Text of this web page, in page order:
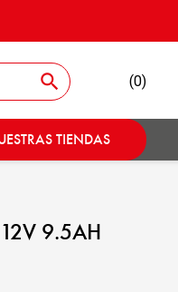
search (0)
TIENDAS
9.5AH